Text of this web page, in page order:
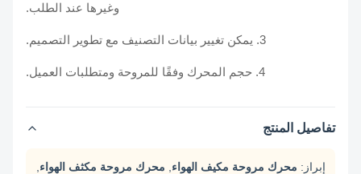
وغيرها عند الطلب.
تفاصيل المنتج
محرك مروحة مكيف الهواء ,محرك مروحة مكثف الهواء